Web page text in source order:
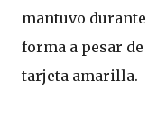
mantuvo
forma a pesar
tarjeta amarilla.